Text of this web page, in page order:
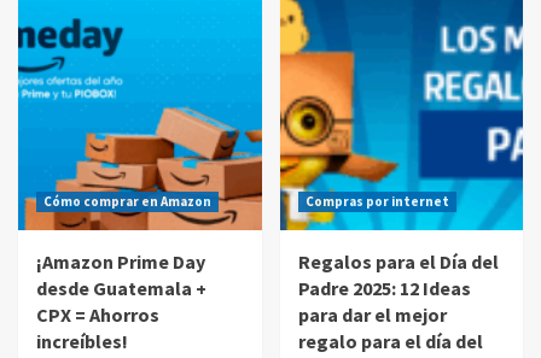
Cómo comprar en Amazon
¡Amazon Prime Day
desde Guatemala +
CPX = Ahorros
increíbles!
Compras por internet
Regalos para el Día del
Padre 2025: 12 Ideas
para dar el mejor
regalo para el día del